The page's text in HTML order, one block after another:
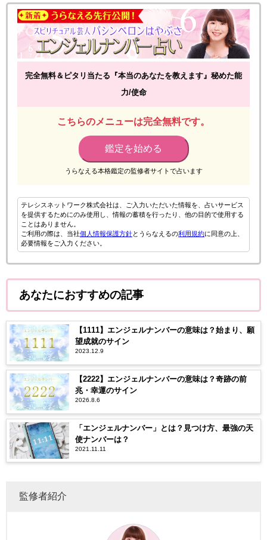
完全無料＆ピタリ当たる『本当のあなたを教えます』秘めた能
力/使命
こちらのメニューは完全無料です。
鑑定を始める
うらなえる本格鑑定の監修者サイトで占います
テレシスネットワーク株式会社は、ご入力いただいた情報を、占いサービス
を提供するためにのみ使用し、情報の蓄積を行ったり、他の目的で使用する
ことはありません。
ご利用の際は、当社個人情報保護方針とうらなえるの利用規約に同意の上、
必要情報をご入力ください。
あなたにおすすめの記事
【1111】エンジェルナンバーの意味は？始まり、願
望成就のサイン
2023.12.9
【2222】エンジェルナンバーの意味は？奇跡の前
兆・幸運のサイン
2026.8.6
「エンジェルナンバー」とは？見つけ方、最強の天
使ナンバーは？
2021.11.11
監修者紹介